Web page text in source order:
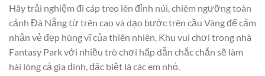
Hãy trải nghiệm đi cáp treo lên đỉnh núi, chiêm ngưỡng toàn
cảnh Đà Nẵng từ trên cao và dạo bước trên cầu Vàng để cảm
nhận vẻ đẹp hùng vĩ của thiên nhiên. Khu vui chơi trong nhà
Fantasy Park với nhiều trò chơi hấp dẫn chắc chắn sẽ làm
hài lòng cả gia đình, đặc biệt là các em nhỏ.